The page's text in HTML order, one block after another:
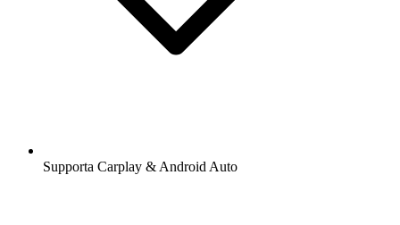
Supporta Carplay & Android Auto